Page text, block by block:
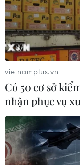
đậm phong cách
những món ăn
vietnamplus.vn
Có 50 cơ sở
nhận phục vụ